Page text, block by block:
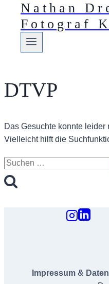
Nathan
Fotograf
DTVP
Das Gesuchte konnte leider
Vielleicht hilft die
Suchen
Impressum &